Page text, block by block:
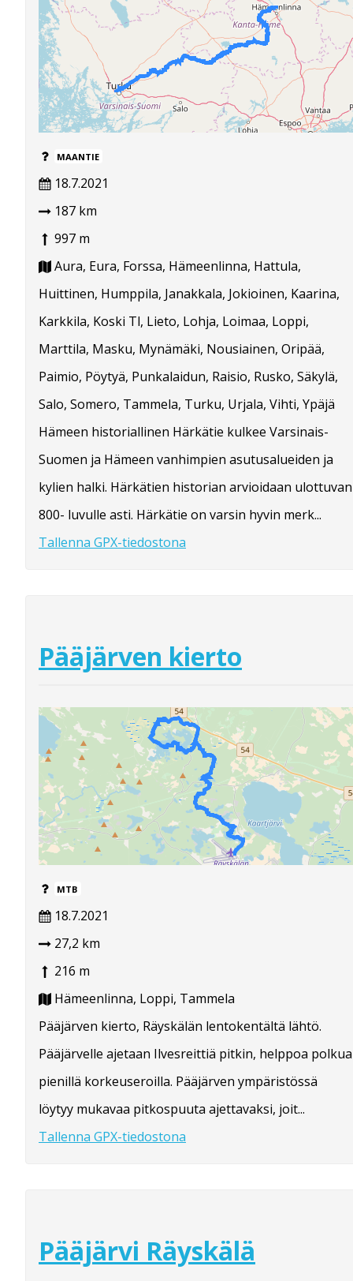
MAANTIE
18.7.2021
187 km
997 m
Aura, Eura, Forssa, Hämeenlinna, Hattula,
Huittinen, Humppila, Janakkala, Jokioinen, Kaarina,
Karkkila, Koski Tl, Lieto, Lohja, Loimaa, Loppi,
Marttila, Masku, Mynämäki, Nousiainen, Oripää,
Paimio, Pöytyä, Punkalaidun, Raisio, Rusko, Säkylä,
Salo, Somero, Tammela, Turku, Urjala, Vihti, Ypäjä
Hämeen historiallinen Härkätie kulkee Varsinais-
Suomen ja Hämeen vanhimpien asutusalueiden ja
kylien halki. Härkätien historian arvioidaan ulottuvan
800- luvulle asti. Härkätie on varsin hyvin merk...
Tallenna GPX-tiedostona
Pääjärven kierto
MTB
18.7.2021
27,2 km
216 m
Hämeenlinna, Loppi, Tammela
Pääjärven kierto, Räyskälän lentokentältä lähtö.
Pääjärvelle ajetaan Ilvesreittiä pitkin, helppoa polkua
pienillä korkeuseroilla. Pääjärven ympäristössä
löytyy mukavaa pitkospuuta ajettavaksi, joit...
Tallenna GPX-tiedostona
Pääjärvi Räyskälä